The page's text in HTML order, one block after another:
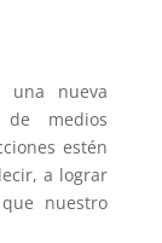
una nueva
medios
estén
a lograr
nuestro